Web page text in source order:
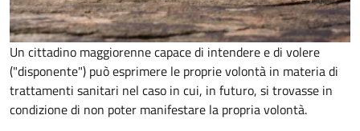
Un cittadino maggiorenne capace di intendere e di volere
("disponente") può esprimere le proprie volontà in materia di
trattamenti sanitari nel caso in cui, in futuro, si trovasse in
condizione di non poter manifestare la propria volontà.